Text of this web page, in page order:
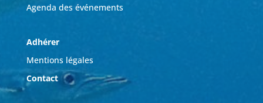
Agenda des événements
Adhérer
Mentions légales
Contact